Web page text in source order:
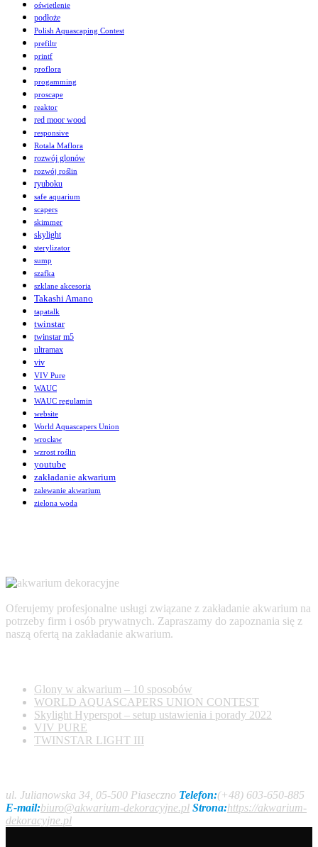
oświetlenie
podłoże
Polish Aquascaping Contest
prefiltr
printf
proflora
progamming
proscape
reaktor
red moor wood
responsive
Rotala Maflora
rozwój glonów
rozwój roślin
ryuboku
safe aquarium
scapers
skimmer
skylight
sterylizator
sump
szafka
szklane akcesoria
Takashi Amano
tapatalk
twinstar
twinstar m5
ultramax
viv
VIV Pure
WAUC
WAUC regulamin
website
World Aquascapers Union
wrocław
wzrost roślin
youtube
zakładanie akwarium
zalewanie akwarium
zielona woda
Oferujemy profesjonalne usługi związane z zakładanie akwarium na
potrzeby firm i osób prywatnych. Zapraszamy do zapoznania się z
naszą ofertą na zakładanie akwarium.
Glony w akwarium – 10 sposobów
WORLD AQUASCAPERS UNION CONTEST
Skylight Hyperspot – setup ustawienia i porady 2022
VIV PURE
TWINSTAR LIGHT III
ul. Julianowska 34, 05-500 Piaseczno Telefon:(+48) 603-650-885
E-mail:biuro@akwarium-dekoracyjne.pl Strona:https://akwarium-
dekoracyjne.pl